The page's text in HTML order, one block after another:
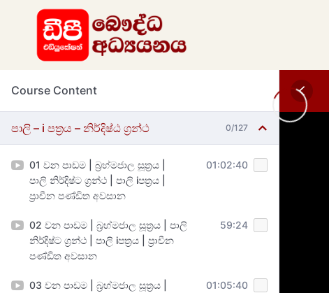
Course Content
පාලි – i පත්‍රය – නිර්දිෂ්ඨ ග්‍රන්ථ 0/127
01 වන පාඩම | බ්‍රහ්මජාල සූත්‍රය |
පාලි නිර්දිෂ්ට ග්‍රන්ථ | පාලි iපත්‍රය |
ප්‍රාචීන පණ්ඩිත අවසාන
01:02:40
02 වන පාඩම | බ්‍රහ්මජාල සූත්‍රය | පාලි
නිර්දිෂ්ට ග්‍රන්ථ | පාලි iපත්‍රය | ප්‍රාචීන
පණ්ඩිත අවසාන
59:24
03 වන පාඩම | බ්‍රහ්මජාල සූත්‍රය |
01:05:40